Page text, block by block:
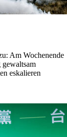
Am Wochenende
gewaltsam
eskalieren